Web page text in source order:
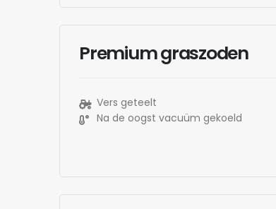
Premium graszoden
Vers geteelt
Na de oogst vacuüm gekoeld